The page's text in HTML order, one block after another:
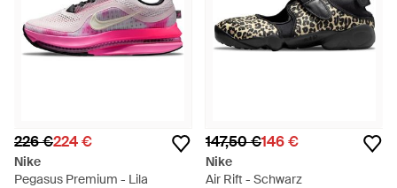
226 €224 €
Nike
Pegasus Premium - Lila
147,50 €146 €
Nike
Air Rift - Schwarz